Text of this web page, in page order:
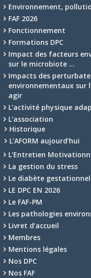
Environnement,
FAF 2026
Fonctionnement
Formations DPC
Impact des facteurs
sur le microbiote …
Impacts des
environnementaux sur
agir
L’activité physique
L’association
Historique
L’AFORM aujourd’hui
L’Entretien
La gestion du stress
Le diabète gestationnel
LE DPC EN 2026
Le FAF-PM
Les pathologies
Livret d’accueil
Membres
Mentions légales
Nos DPC
Nos FAF